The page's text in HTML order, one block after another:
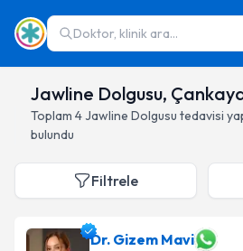
Doktor, klinik ara...
Jawline Dolgusu,
Toplam 4 Jawline Dolgusu tedavisi
bulundu
Filtrele
Dr. Gizem Mavi